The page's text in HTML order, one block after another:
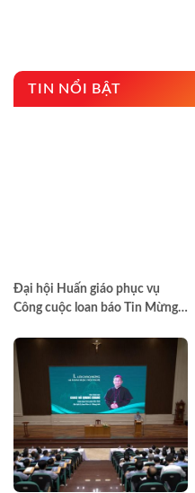
TIN NỔI BẬT
Đại hội Huấn giáo phục vụ
Công cuộc loan báo Tin Mừng
trong hiệp thông, mở ra một
hướng đi mới cho công cuộc
huấn giáo Việt Nam